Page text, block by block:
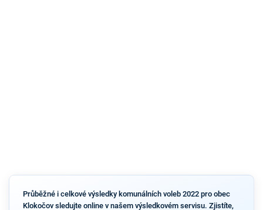
Průběžné i celkové výsledky komunálních voleb 2022 pro obec
Klokočov sledujte online v našem výsledkovém servisu. Zjistíte,